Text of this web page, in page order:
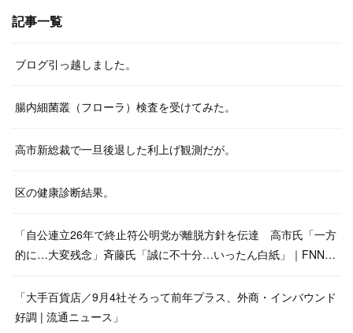
記事一覧
ブログ引っ越しました。
腸内細菌叢（フローラ）検査を受けてみた。
高市新総裁で一旦後退した利上げ観測だが。
区の健康診断結果。
「自公連立26年で終止符公明党が離脱方針を伝達 高市氏「一方
的に…大変残念」斉藤氏「誠に不十分…いったん白紙」｜FNN…
「大手百貨店／9月4社そろって前年プラス、外商・インバウンド
好調 | 流通ニュース」